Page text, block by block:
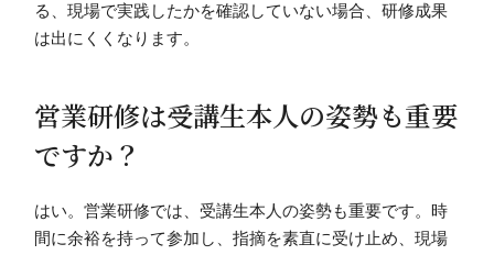
る、現場で実践したかを確認していない場合、研修成果
は出にくくなります。
営業研修は受講生本人の姿勢も重要
ですか？
はい。営業研修では、受講生本人の姿勢も重要です。時
間に余裕を持って参加し、指摘を素直に受け止め、現場